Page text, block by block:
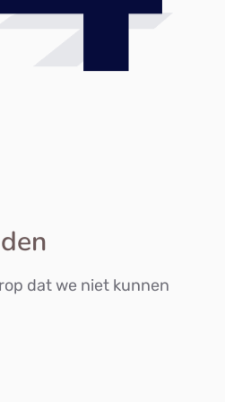
dat we niet kunnen